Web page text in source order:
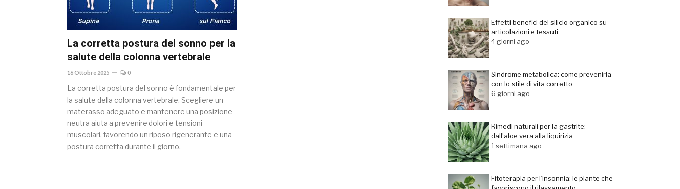
La corretta postura del sonno per la
salute della colonna vertebrale
16 Ottobre 2025 0
La corretta postura del sonno è fondamentale per
la salute della colonna vertebrale. Scegliere un
materasso adeguato e mantenere una posizione
neutra aiuta a prevenire dolori e tensioni
muscolari, favorendo un riposo rigenerante e una
postura corretta durante il giorno.
Effetti benefici del silicio organico su
articolazioni e tessuti
4 giorni ago
Sindrome metabolica: come prevenirla
con lo stile di vita corretto
6 giorni ago
Rimedi naturali per la gastrite:
dall’aloe vera alla liquirizia
1 settimana ago
Fitoterapia per l’insonnia: le piante che